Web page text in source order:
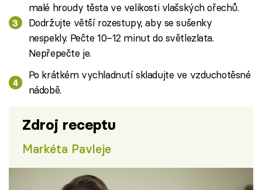
malé hroudy těsta ve velikosti vlašských ořechů.
Dodržujte větší rozestupy, aby se sušenky
nespekly. Pečte 10–12 minut do světlezlata.
Nepřepečte je.
Po krátkém vychladnutí skladujte ve vzduchotěsné
nádobě.
Zdroj receptu
Markéta Pavleje